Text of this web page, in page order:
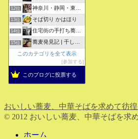
12位 神奈川・静岡・東京の蕎麦屋の評判と口コミ
13位 そば切り かはほり
14位 住宅街の手打ち蕎麦屋三代目ブログ
15位
蕎麦発見記 | 干しそばをメインにしたそばブログ
このカテゴリを全て表示
参加する
このブログに投票する
おいしい蕎麦、中華そばを求めて彷
© 2012 おいしい蕎麦、中華そばを求
ホーム